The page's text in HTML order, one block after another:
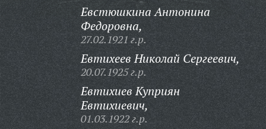
Евстюшкина Антонина
Федоровна,
27.02.1921 г.р.
Евтихеев Николай Сергеевич,
20.07.1925 г.р.
Евтихиев Куприян
Евтихиевич,
01.03.1922 г.р.